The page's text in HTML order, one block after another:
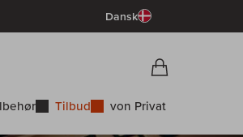
Dansk
Tilbud von Privat